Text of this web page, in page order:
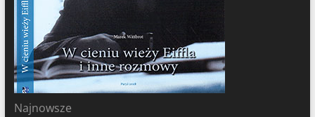
Najnowsze